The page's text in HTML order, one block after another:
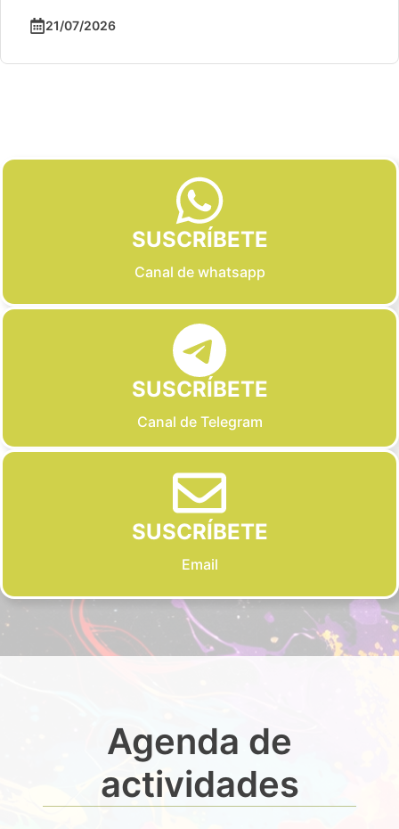
21/07/2026
SUSCRÍBETE
Canal de whatsapp
SUSCRÍBETE
Canal de Telegram
SUSCRÍBETE
Email
Agenda de
actividades